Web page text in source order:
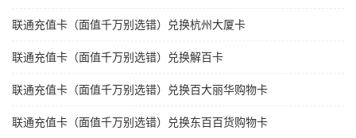
联通充值卡（面值千万别选错）兑换杭州大厦卡
联通充值卡（面值千万别选错）兑换解百卡
联通充值卡（面值千万别选错）兑换百大丽华购物卡
联通充值卡（面值千万别选错）兑换东百百货购物卡